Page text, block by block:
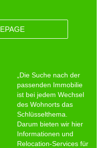
„Die Suche nach der
passenden Immobilie
ist bei jedem Wechsel
des Wohnorts das
Schlüsselthema.
Darum bieten wir hier
Informationen und
Relocation-Services für